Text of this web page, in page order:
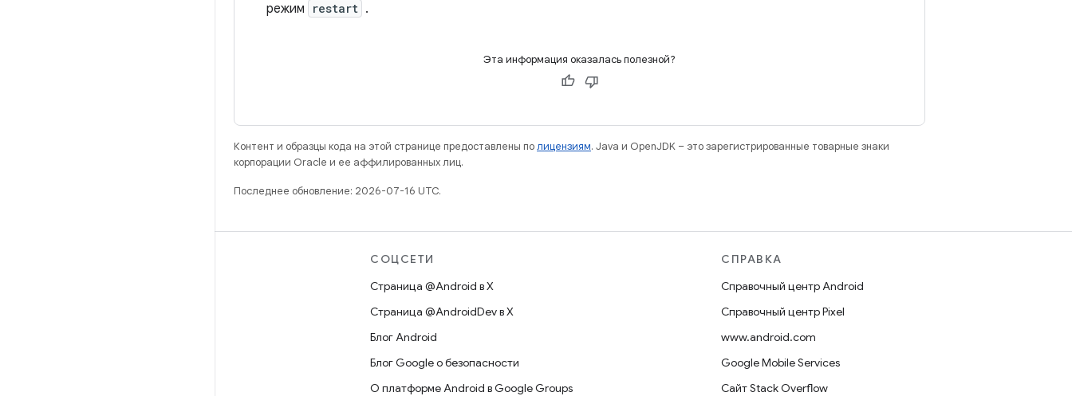
режим
restart .
Эта информация оказалась полезной?
Контент и образцы кода на этой странице предоставлены полицензиям. Java и OpenJDK – это зарегистрированные товарные знаки
корпорации Oracle и ее аффилированных лиц.
Последнее обновление: 2026-07-16 UTC.
СОЦСЕТИ
Страница @Android в X
Страница @AndroidDev в X
Блог Android
Блог Google о безопасности
О платформе Android в Google Groups
СПРАВКА
Справочный центр Android
Справочный центр Pixel
www.android.com
Google Mobile Services
Сайт Stack Overflow